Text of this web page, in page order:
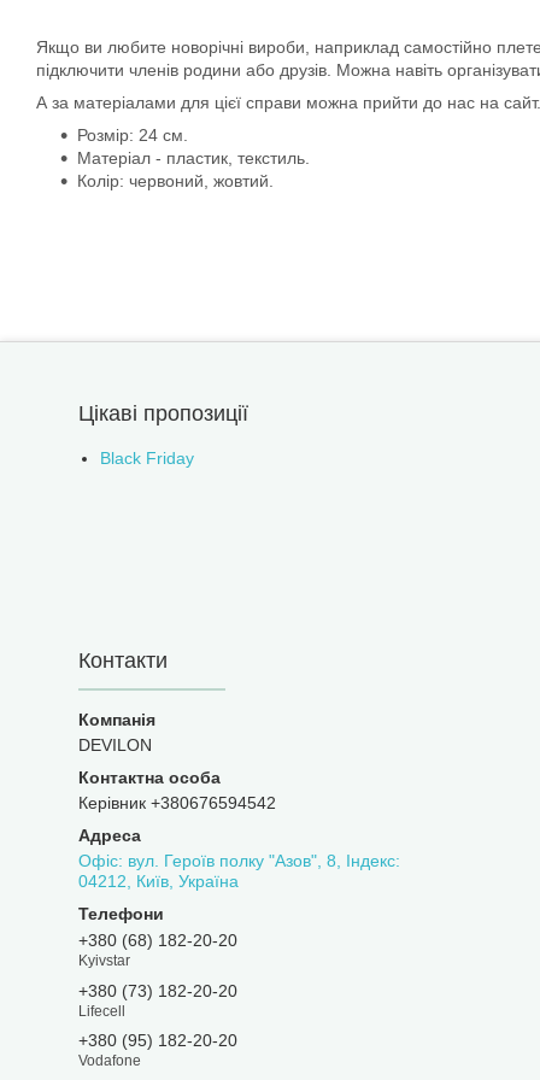
Якщо ви любите новорічні вироби, наприклад самостійно
підключити членів родини або друзів. Можна навіть
А за матеріалами для цієї справи можна прийти до нас на сайт.
Розмір: 24 см.
Матеріал - пластик, текстиль.
Колір: червоний, жовтий.
Цікаві пропозиції
Black Friday
Контакти
DEVILON
Керівник +380676594542
Офіс: вул. Героїв полку "Азов", 8, Індекс:
04212, Київ, Україна
+380 (68) 182-20-20
Kyivstar
+380 (73) 182-20-20
Lifecell
+380 (95) 182-20-20
Vodafone